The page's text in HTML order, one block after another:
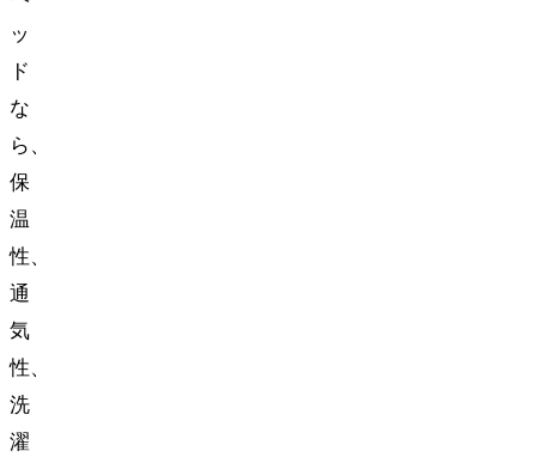
ッ
ド
な
ら、
保
温
性、
通
気
性、
洗
濯